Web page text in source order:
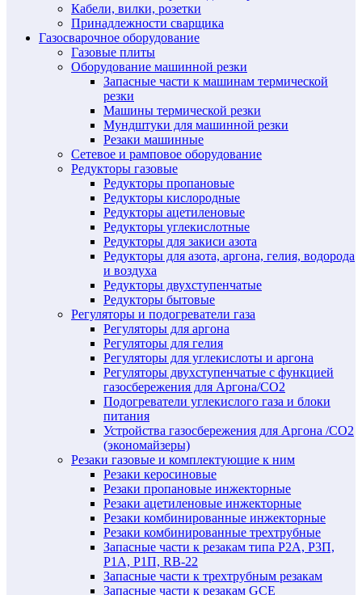
Кабели, вилки, розетки
Принадлежности сварщика
Газосварочное оборудование
Газовые плиты
Оборудование машинной резки
Запасные части к машинам термической
резки
Машины термической резки
Мундштуки для машинной резки
Резаки машинные
Сетевое и рамповое оборудование
Редукторы газовые
Редукторы пропановые
Редукторы кислородные
Редукторы ацетиленовые
Редукторы углекислотные
Редукторы для закиси азота
Редукторы для азота, аргона, гелия, водорода
и воздуха
Редукторы двухступенчатые
Редукторы бытовые
Регуляторы и подогреватели газа
Регуляторы для аргона
Регуляторы для гелия
Регуляторы для углекислоты и аргона
Регуляторы двухступенчатые c функцией
газосбережения для Аргона/СО2
Подогреватели углекислого газа и блоки
питания
Устройства газосбережения для Аргона /СО2
(экономайзеры)
Резаки газовые и комплектующие к ним
Резаки керосиновые
Резаки пропановые инжекторные
Резаки ацетиленовые инжекторные
Резаки комбинированные инжекторные
Резаки комбинированные трехтрубные
Запасные части к резакам типа Р2А, Р3П,
Р1А, Р1П, RB-22
Запасные части к трехтрубным резакам
Запасные части к резакам GCE